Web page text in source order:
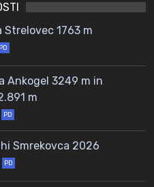
1763 m
PD
Ankogel 3249 m in
m
PD
Smrekovca 2026
PD